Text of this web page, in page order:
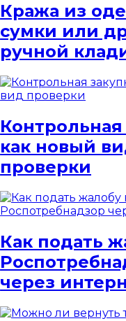
Кража из
сумки или
ручной
Контрольная
как новый
проверки
Как подать
через